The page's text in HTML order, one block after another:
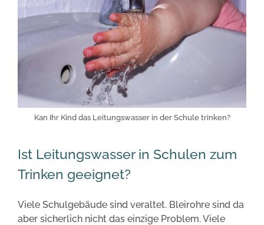
Kan Ihr Kind das Leitungswasser in der Schule trinken?
Ist Leitungswasser in Schulen zum
Trinken geeignet?
Viele Schulgebäude sind veraltet. Bleirohre sind da
aber sicherlich nicht das einzige Problem. Viele